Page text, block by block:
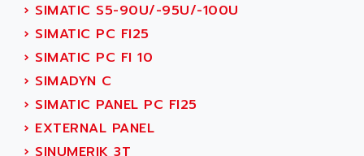
MOVIDRIVE
MDS
COMBIVERT
COMBIVERT S4
VSF
TI-305
DIAS
ANCAR
ANDERS ELECTRONICS
ANDERSON POWER PRODUCTS
ANDERSON-NEGELE
ANDRON
ANELEC
› SIMATIC S5-90U/-95U/-100U
› SIMATIC PC FI25
› SIMATIC PC FI 10
› SIMADYN C
› SIMATIC PANEL PC FI25
› EXTERNAL PANEL
› SINUMERIK 3T